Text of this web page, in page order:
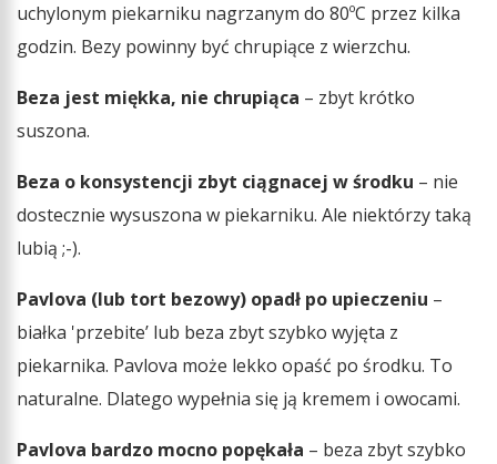
uchylonym piekarniku nagrzanym do 80ºC przez kilka
godzin. Bezy powinny być chrupiące z wierzchu.
Beza jest miękka, nie chrupiąca – zbyt krótko
suszona.
Beza o konsystencji zbyt ciągnacej w środku – nie
dostecznie wysuszona w piekarniku. Ale niektórzy taką
lubią ;-).
Pavlova (lub tort bezowy) opadł po upieczeniu –
białka 'przebite’ lub beza zbyt szybko wyjęta z
piekarnika. Pavlova może lekko opaść po środku. To
naturalne. Dlatego wypełnia się ją kremem i owocami.
Pavlova bardzo mocno popękała – beza zbyt szybko